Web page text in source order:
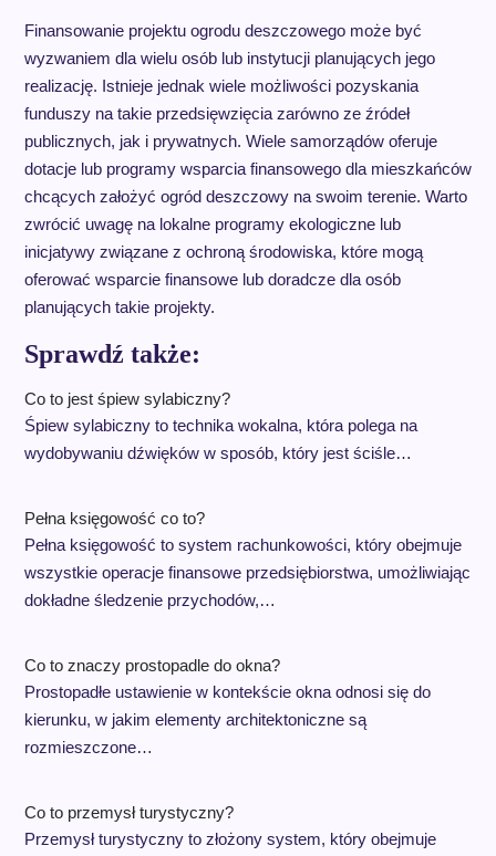
Finansowanie projektu ogrodu deszczowego może być
wyzwaniem dla wielu osób lub instytucji planujących jego
realizację. Istnieje jednak wiele możliwości pozyskania
funduszy na takie przedsięwzięcia zarówno ze źródeł
publicznych, jak i prywatnych. Wiele samorządów oferuje
dotacje lub programy wsparcia finansowego dla mieszkańców
chcących założyć ogród deszczowy na swoim terenie. Warto
zwrócić uwagę na lokalne programy ekologiczne lub
inicjatywy związane z ochroną środowiska, które mogą
oferować wsparcie finansowe lub doradcze dla osób
planujących takie projekty.
Sprawdź także:
Co to jest śpiew sylabiczny?
Śpiew sylabiczny to technika wokalna, która polega na
wydobywaniu dźwięków w sposób, który jest ściśle…
Pełna księgowość co to?
Pełna księgowość to system rachunkowości, który obejmuje
wszystkie operacje finansowe przedsiębiorstwa, umożliwiając
dokładne śledzenie przychodów,…
Co to znaczy prostopadle do okna?
Prostopadłe ustawienie w kontekście okna odnosi się do
kierunku, w jakim elementy architektoniczne są
rozmieszczone…
Co to przemysł turystyczny?
Przemysł turystyczny to złożony system, który obejmuje